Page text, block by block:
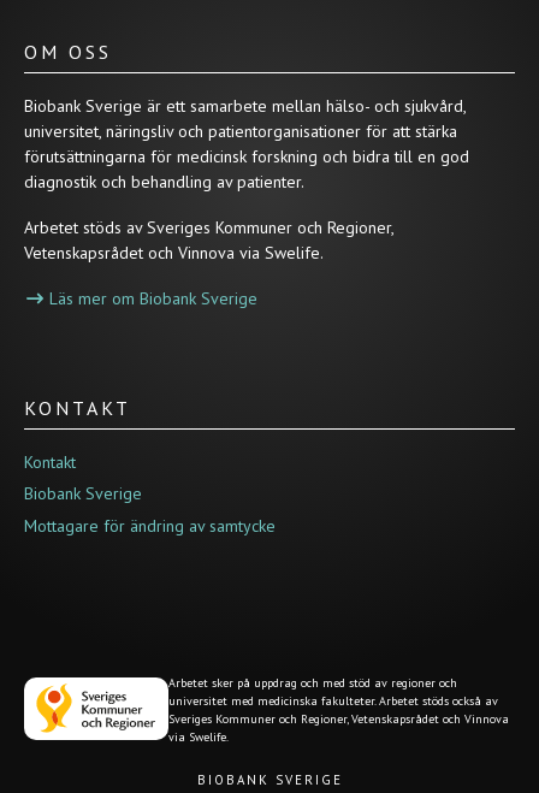
OM OSS
Biobank Sverige är ett samarbete mellan hälso- och sjukvård,
universitet, näringsliv och patientorganisationer för att stärka
förutsättningarna för medicinsk forskning och bidra till en god
diagnostik och behandling av patienter.
Arbetet stöds av Sveriges Kommuner och Regioner,
Vetenskapsrådet och Vinnova via Swelife.
Läs mer om Biobank Sverige
KONTAKT
Kontakt
Biobank Sverige
Mottagare för ändring av samtycke
Arbetet sker på uppdrag och med stöd av regioner och
universitet med medicinska fakulteter. Arbetet stöds också av
Sveriges Kommuner och Regioner, Vetenskapsrådet och Vinnova
via Swelife.
BIOBANK SVERIGE